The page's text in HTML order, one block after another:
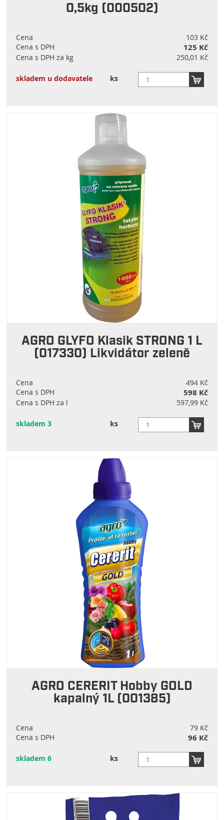
0,5kg (000502)
Cena
103 Kč
Cena s DPH
125 Kč
Cena s DPH za kg 250,01 Kč
skladem u dodavatele ks
AGRO GLYFO Klasik STRONG 1 L
(017330) Likvidátor zeleně
Cena
494 Kč
Cena s DPH
598 Kč
Cena s DPH za l 597,99 Kč
skladem 3 ks
AGRO CERERIT Hobby GOLD
kapalný 1L (001385)
Cena
79 Kč
Cena s DPH
96 Kč
skladem 6 ks